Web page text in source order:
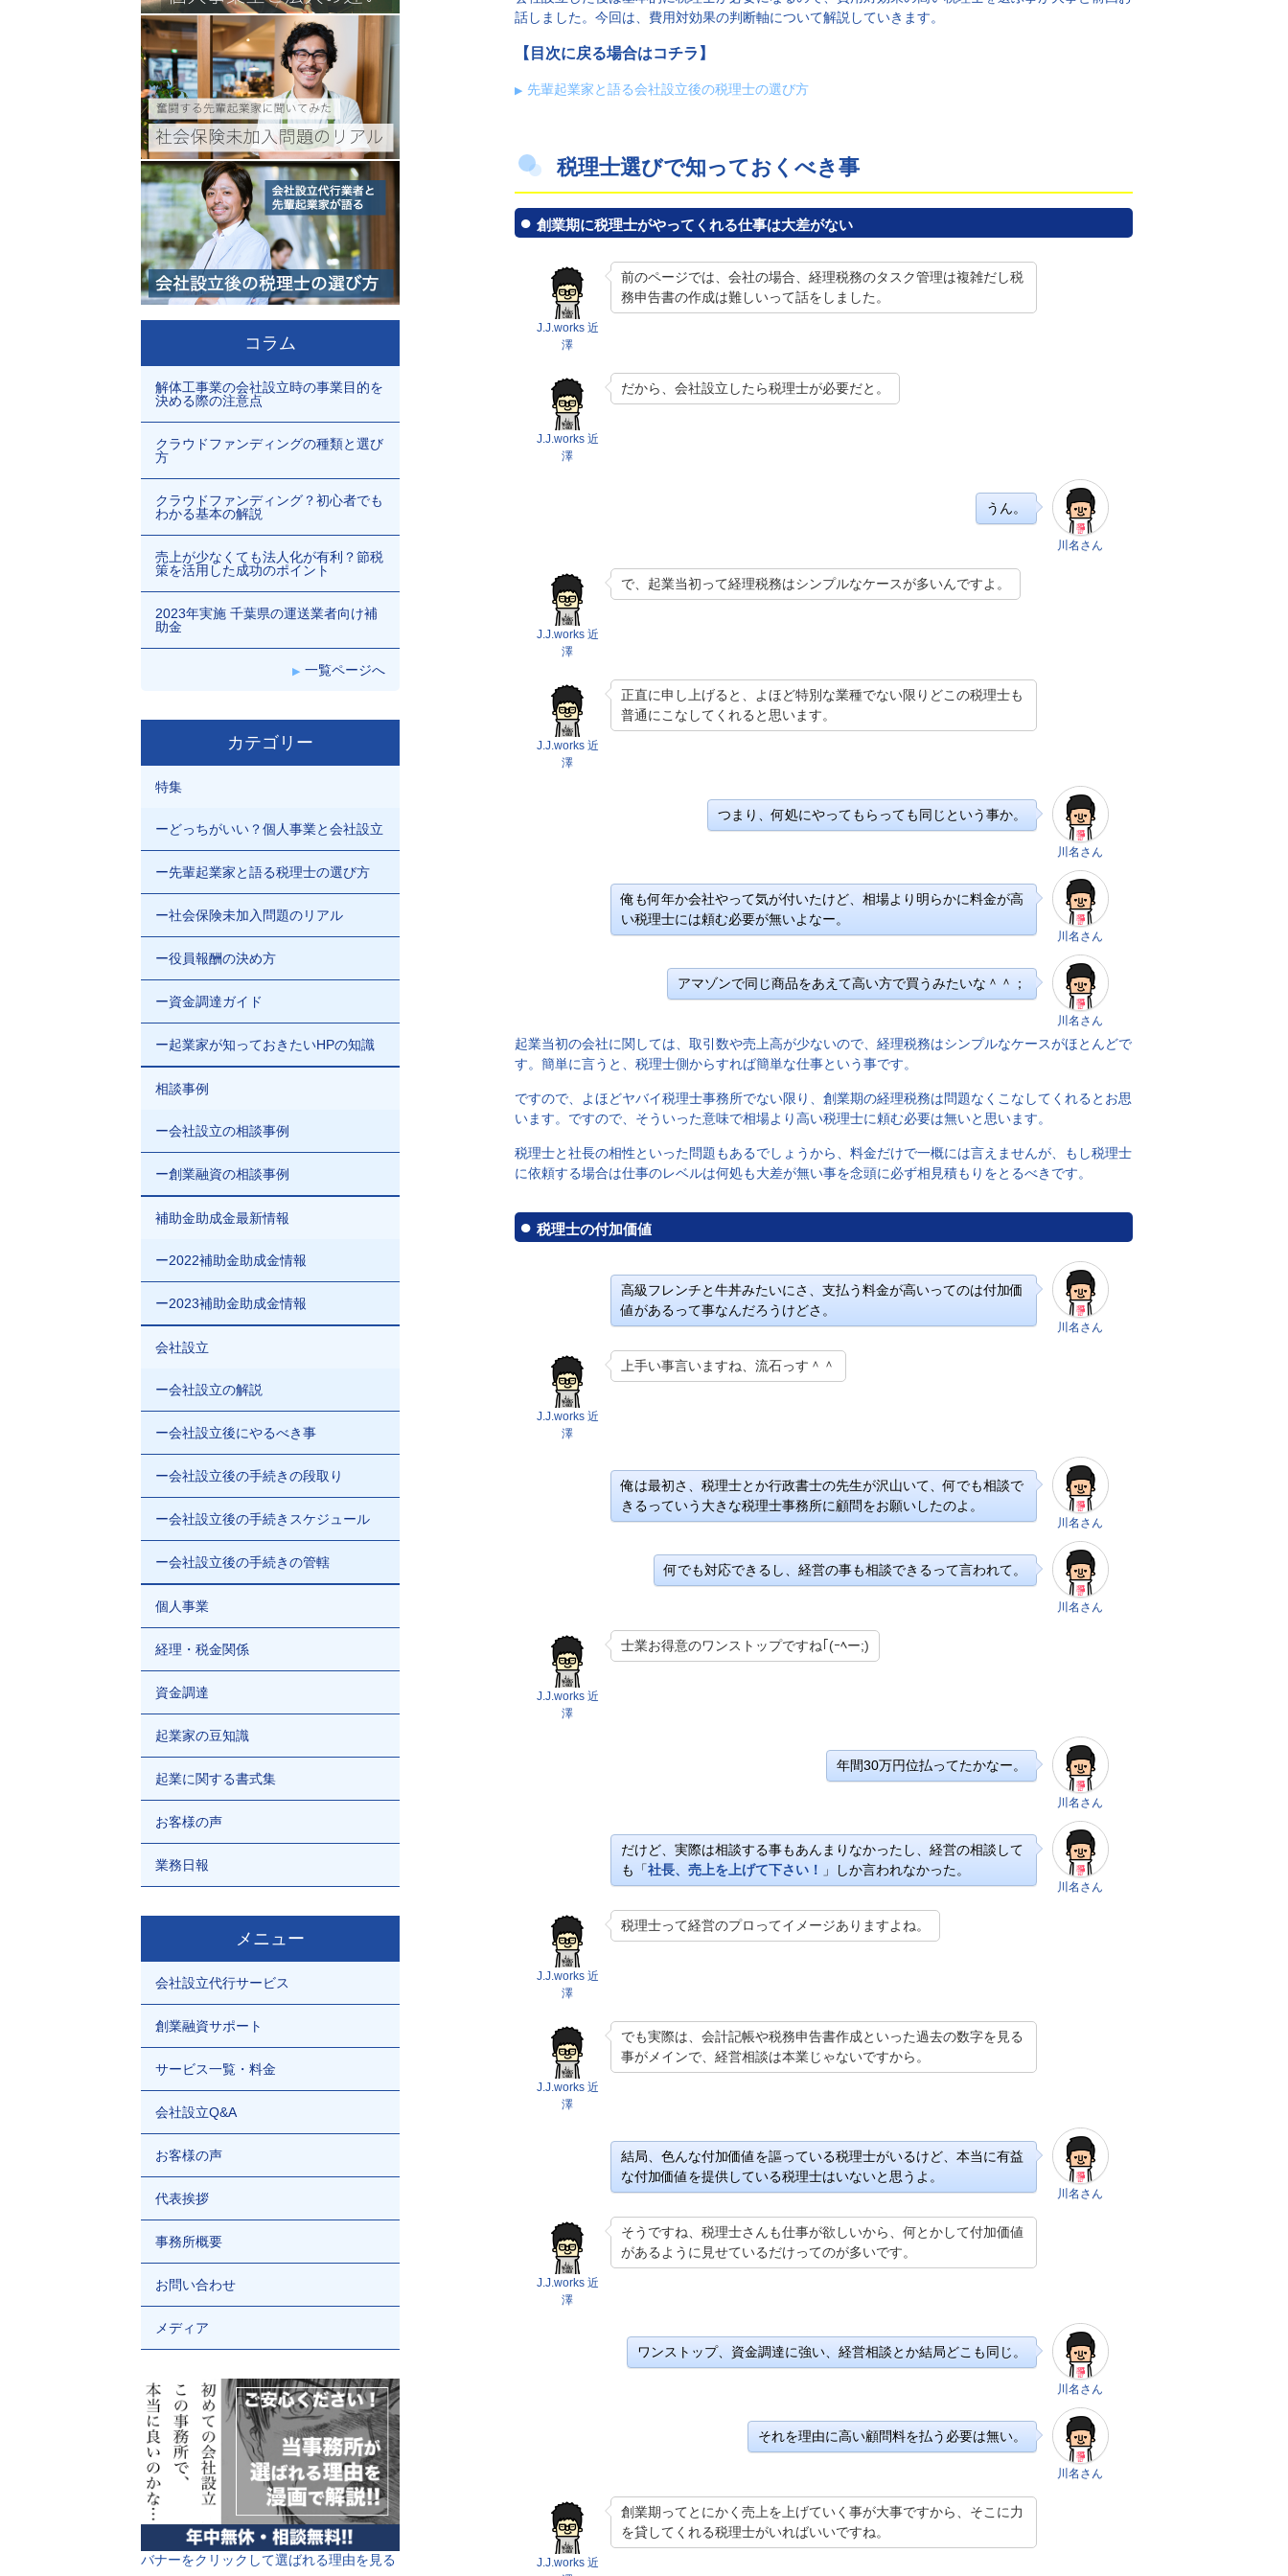
話しました。今回は、費用対効果の判断軸について解説していきます。
【目次に戻る場合はコチラ】
先輩起業家と語る会社設立後の税理士の選び方
税理士選びで知っておくべき事
創業期に税理士がやってくれる仕事は大差がない
J.J.works 近
澤
前のページでは、会社の場合、経理税務のタスク管理は複雑だし税
務申告書の作成は難しいって話をしました。
J.J.works 近
澤
だから、会社設立したら税理士が必要だと。
川名さん
うん。
J.J.works 近
澤
で、起業当初って経理税務はシンプルなケースが多いんですよ。
J.J.works 近
澤
正直に申し上げると、よほど特別な業種でない限りどこの税理士も
普通にこなしてくれると思います。
川名さん
つまり、何処にやってもらっても同じという事か。
川名さん
俺も何年か会社やって気が付いたけど、相場より明らかに料金が高
い税理士には頼む必要が無いよなー。
川名さん
アマゾンで同じ商品をあえて高い方で買うみたいな＾＾；
起業当初の会社に関しては、取引数や売上高が少ないので、経理税務はシンプルなケースがほとんどで
す。簡単に言うと、税理士側からすれば簡単な仕事という事です。
ですので、よほどヤバイ税理士事務所でない限り、創業期の経理税務は問題なくこなしてくれるとお思
います。ですので、そういった意味で相場より高い税理士に頼む必要は無いと思います。
税理士と社長の相性といった問題もあるでしょうから、料金だけで一概には言えませんが、もし税理士
に依頼する場合は仕事のレベルは何処も大差が無い事を念頭に必ず相見積もりをとるべきです。
税理士の付加価値
川名さん
高級フレンチと牛丼みたいにさ、支払う料金が高いってのは付加価
値があるって事なんだろうけどさ。
J.J.works 近
澤
上手い事言いますね、流石っす＾＾
川名さん
俺は最初さ、税理士とか行政書士の先生が沢山いて、何でも相談で
きるっていう大きな税理士事務所に顧問をお願いしたのよ。
川名さん
何でも対応できるし、経営の事も相談できるって言われて。
J.J.works 近
澤
士業お得意のワンストップですね｢(ｰﾍー;)
川名さん
年間30万円位払ってたかなー。
川名さん
だけど、実際は相談する事もあんまりなかったし、経営の相談して
も「社長、売上を上げて下さい！ 」しか言われなかった。
J.J.works 近
澤
税理士って経営のプロってイメージありますよね。
J.J.works 近
澤
でも実際は、会計記帳や税務申告書作成といった過去の数字を見る
事がメインで、経営相談は本業じゃないですから。
川名さん
結局、色んな付加価値を謳っている税理士がいるけど、本当に有益
な付加価値を提供している税理士はいないと思うよ。
J.J.works 近
澤
そうですね、税理士さんも仕事が欲しいから、何とかして付加価値
があるように見せているだけってのが多いです。
川名さん
ワンストップ、資金調達に強い、経営相談とか結局どこも同じ。
川名さん
それを理由に高い顧問料を払う必要は無い。
J.J.works 近
創業期ってとにかく売上を上げていく事が大事ですから、そこに力
を貸してくれる税理士がいればいいですね。
コラム
解体工事業の会社設立時の事業目的を
決める際の注意点
クラウドファンディングの種類と選び
方
クラウドファンディング？初心者でも
わかる基本の解説
売上が少なくても法人化が有利？節税
策を活用した成功のポイント
2023年実施 千葉県の運送業者向け補
助金
一覧ページへ
カテゴリー
特集
ーどっちがいい？個人事業と会社設立
ー先輩起業家と語る税理士の選び方
ー社会保険未加入問題のリアル
ー役員報酬の決め方
ー資金調達ガイド
ー起業家が知っておきたいHPの知識
相談事例
ー会社設立の相談事例
ー創業融資の相談事例
補助金助成金最新情報
ー2022補助金助成金情報
ー2023補助金助成金情報
会社設立
ー会社設立の解説
ー会社設立後にやるべき事
ー会社設立後の手続きの段取り
ー会社設立後の手続きスケジュール
ー会社設立後の手続きの管轄
個人事業
経理・税金関係
資金調達
起業家の豆知識
起業に関する書式集
お客様の声
業務日報
メニュー
会社設立代行サービス
創業融資サポート
サービス一覧・料金
会社設立Q&A
お客様の声
代表挨拶
事務所概要
お問い合わせ
メディア
バナーをクリックして選ばれる理由を見る